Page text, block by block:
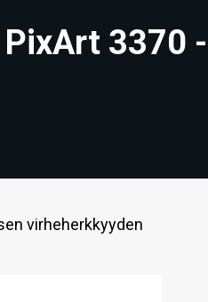
3370
virheherkkyyden